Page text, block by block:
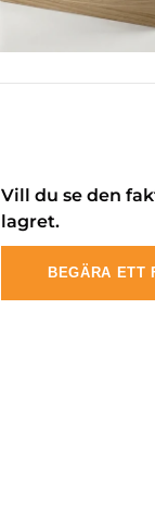
Vill du se den
lagret.
BEGÄRA ETT